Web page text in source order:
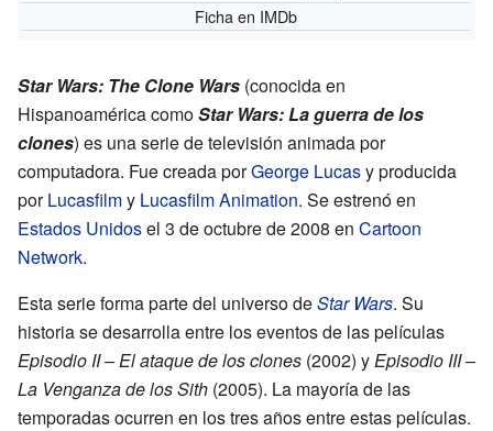
Fichaen IMDb
Star Wars: The Clone Wars (conocida en
Hispanoamérica comoStar Wars: La guerra de los
clones) es una serie de televisión animada por
computadora. Fue creada porGeorge Lucasy producida
porLucasfilmy Lucasfilm Animation. Se estrenó en
Estados Unidosel 3 de octubre de 2008 en Cartoon
Network.
Esta serie forma parte del universo deStar Wars. Su
historia se desarrolla entre los eventos de las películas
Episodio II – El ataque de los clones (2002) yEpisodio III –
La Venganza de los Sith (2005). La mayoría de las
temporadas ocurren en los tres años entre estas películas.